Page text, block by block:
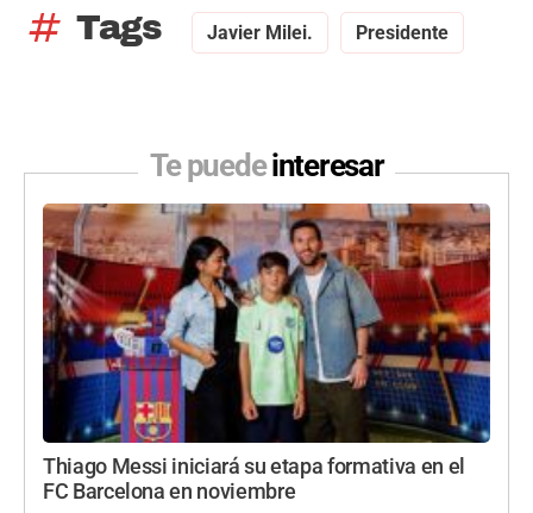
tag Tags Javier Milei. Presidente
Te puedeinteresar
Thiago Messi iniciará su etapa formativa en el
FC Barcelona en noviembre